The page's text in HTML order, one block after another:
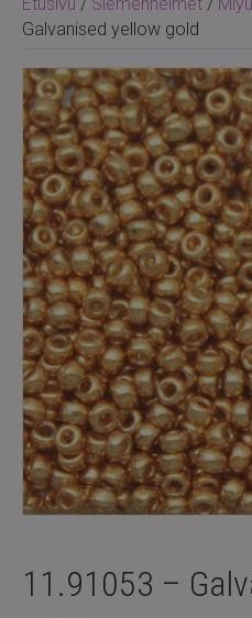
Galvanised yellow gold
11.91053 –